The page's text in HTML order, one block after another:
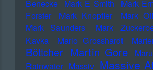
Benecke Mark E Smith Mark
Forster
Mark Knopfler
Mark
Mark Saunders
Mark
Kavka
Marlo Grosshardt
Böttcher Martin Gore
Rainwater Massiv Massive